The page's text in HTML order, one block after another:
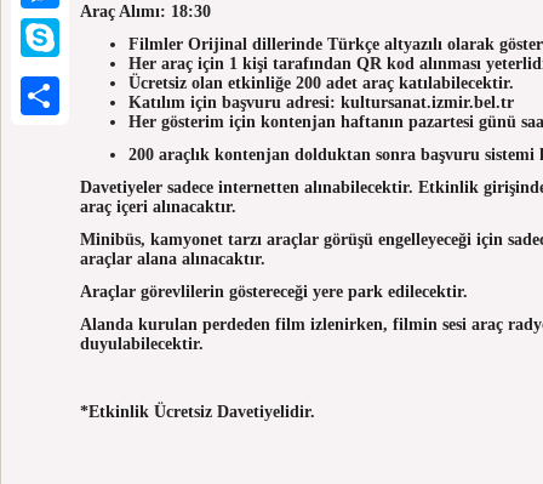
Messenger
Skype
Araç Alımı: 18:30
Filmler Orijinal dillerinde Türkçe altyazılı olarak
Her araç için 1 kişi tarafından QR kod alınması
Ücretsiz olan etkinliğe 200 adet araç katılabilecektir.
Katılım için başvuru adresi: kultursanat.izmir.bel.tr
Her gösterim için kontenjan haftanın pazartesi günü
200 araçlık kontenjan dolduktan sonra başvuru sistemi
Davetiyeler sadece internetten alınabilecektir. Etkinlik
araç içeri alınacaktır.
Minibüs, kamyonet tarzı araçlar görüşü engelleyeceği için
araçlar alana alınacaktır.
Araçlar görevlilerin göstereceği yere park edilecektir.
Alanda kurulan perdeden film izlenirken, filmin sesi araç
duyulabilecektir.
*Etkinlik Ücretsiz Davetiyelidir.